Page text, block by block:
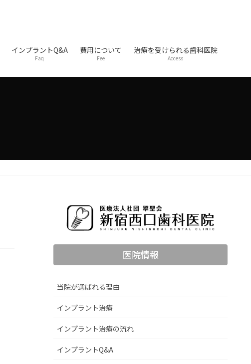
インプラントQ&A
Faq
費用について
Fee
治療を受けられる歯科医院
Access
医院情報
当院が選ばれる理由
インプラント治療
インプラント治療の流れ
インプラントQ&A